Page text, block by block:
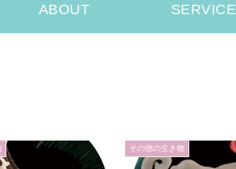
ABOUT SERVICE
その他の生き物